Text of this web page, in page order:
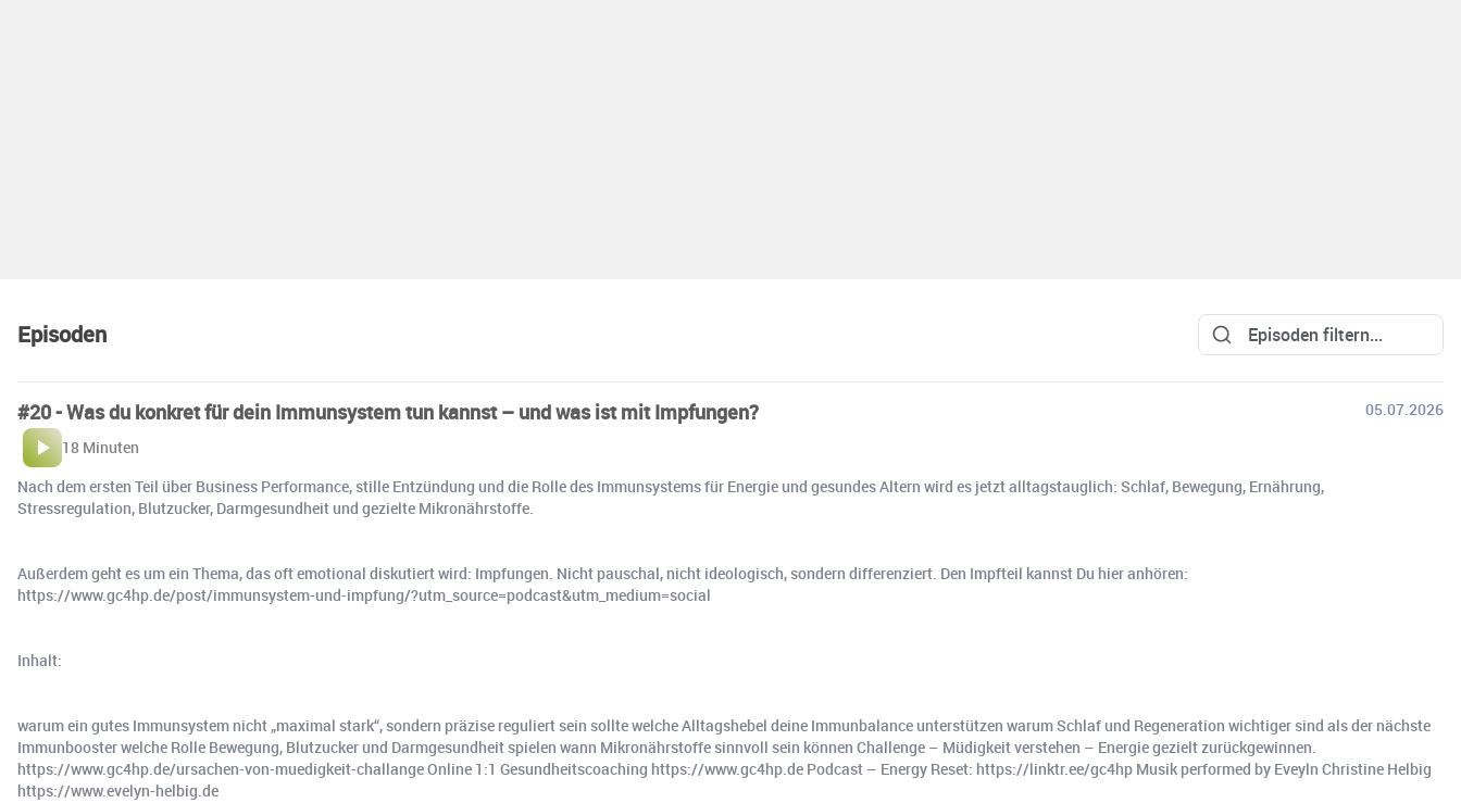
Episoden
#20 - Was du konkret für dein Immunsystem tun kannst – und was ist mit Impfungen?
05.07.2026
18 Minuten
Nach dem ersten Teil über Business Performance, stille Entzündung und die Rolle des Immunsystems für Energie und gesundes Altern wird es jetzt alltagstauglich: Schlaf, Bewegung, Ernährung,
Stressregulation, Blutzucker, Darmgesundheit und gezielte Mikronährstoffe.
Außerdem geht es um ein Thema, das oft emotional diskutiert wird: Impfungen. Nicht pauschal, nicht ideologisch, sondern differenziert. Den Impfteil kannst Du hier anhören:
https://www.gc4hp.de/post/immunsystem-und-impfung/?utm_source=podcast&utm_medium=social
Inhalt:
warum ein gutes Immunsystem nicht „maximal stark“, sondern präzise reguliert sein sollte welche Alltagshebel deine Immunbalance unterstützen warum Schlaf und Regeneration wichtiger sind als der nächste
Immunbooster welche Rolle Bewegung, Blutzucker und Darmgesundheit spielen wann Mikronährstoffe sinnvoll sein können Challenge – Müdigkeit verstehen – Energie gezielt zurückgewinnen.
https://www.gc4hp.de/ursachen-von-muedigkeit-challange Online 1:1 Gesundheitscoaching https://www.gc4hp.de Podcast – Energy Reset: https://linktr.ee/gc4hp Musik performed by Eveyln Christine Helbig
https://www.evelyn-helbig.de